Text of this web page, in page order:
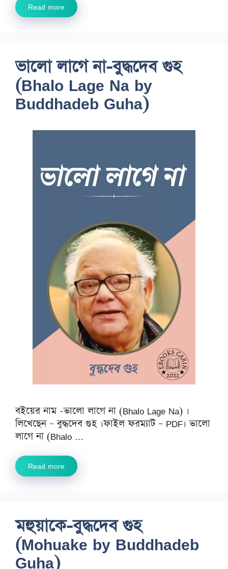
Read more
ভালো লাগে না-বুদ্ধদেব গুহ
(Bhalo Lage Na by
Buddhadeb Guha)
বইয়ের নাম -ভালো লাগে না (Bhalo Lage Na) ।
লিখেছেন – বুদ্ধদেব গুহ ।ফাইল ফরম্যাট – PDF। ভালো
লাগে না (Bhalo …
Read more
মহুয়াকে-বুদ্ধদেব গুহ
(Mohuake by Buddhadeb
Guha)